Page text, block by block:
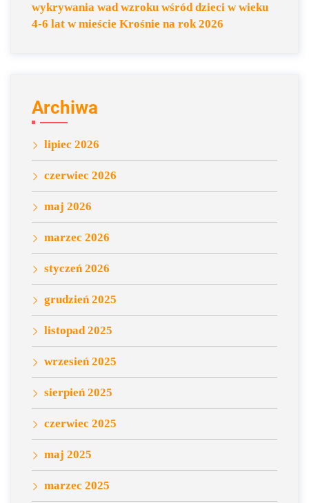
wykrywania wad wzroku wśród dzieci w wieku
4-6 lat w mieście Krośnie na rok 2026
Archiwa
lipiec 2026
czerwiec 2026
maj 2026
marzec 2026
styczeń 2026
grudzień 2025
listopad 2025
wrzesień 2025
sierpień 2025
czerwiec 2025
maj 2025
marzec 2025